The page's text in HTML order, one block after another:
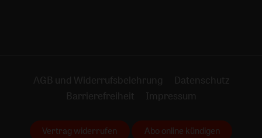
AGB und Widerrufsbelehrung
Datenschutz
Barrierefreiheit
Impressum
Vertrag widerrufen Abo online kündigen